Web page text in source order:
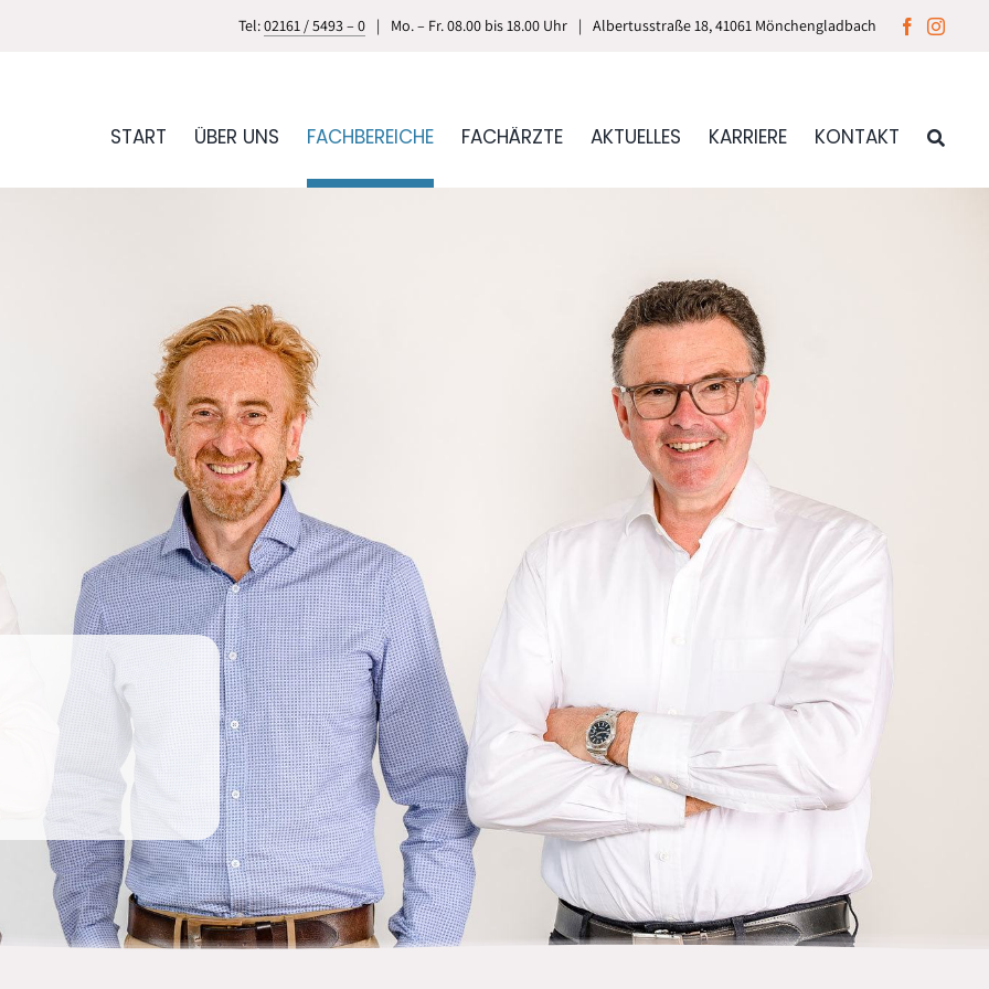
Tel:02161 / 5493 – 0 | Mo. – Fr. 08.00 bis 18.00 Uhr | Albertusstraße 18, 41061 Mönchengladbach
START ÜBER UNS FACHBEREICHE
Rückenzentrum
Urologie & Andrologie
Zahnmedizin
Orthopädie-Schuhtechnik
Orthopädie-Technik
Übersicht anzeigen
FACHÄRZTE AKTUELLES KARRIERE KONTAKT